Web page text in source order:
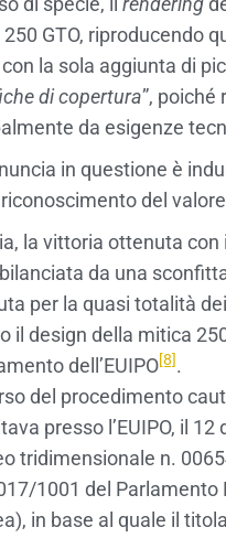
250 GTO, riproducendo
con la sola aggiunta di
di copertura”,
da esigenze
in questione è
del
la vittoria ottenuta
da una
per la quasi totalità
il design della mitica
dell’EUIPO[8].
del procedimento
presso l’EUIPO, il
tridimensionale n.
1001 del Parlamento
in base al quale il